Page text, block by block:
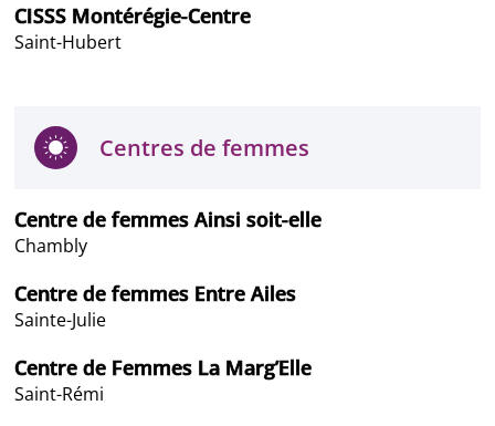
CISSS Montérégie-Centre
Saint-Hubert
Centres de femmes
Centre de femmes Ainsi soit-elle
Chambly
Centre de femmes Entre Ailes
Sainte-Julie
Centre de Femmes La Marg’Elle
Saint-Rémi